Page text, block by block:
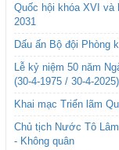
Quốc hội khóa XVI và
2031
Dấu ấn Bộ đội Phòng
Lễ kỷ niệm 50 năm
(30-4-1975 / 30-4-2025)
Khai mạc Triển lãm
Chủ tịch Nước Tô
- Không quân